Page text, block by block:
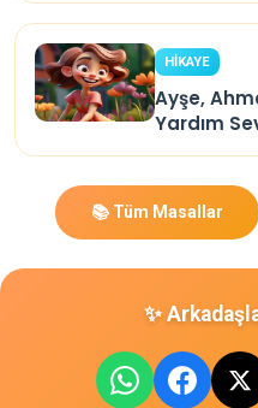
HİKAYE
Ayşe,
Yardım
📚 Tüm Masallar
✨